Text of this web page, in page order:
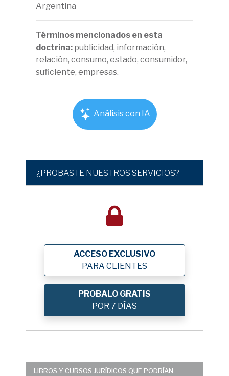
Argentina
Términos mencionados en esta
doctrina: publicidad, información,
relación, consumo, estado, consumidor,
suficiente, empresas.
Análisis con IA
¿PROBASTE NUESTROS SERVICIOS?
ACCESO EXCLUSIVO
PARA CLIENTES
PROBALO GRATIS
POR 7 DÍAS
LIBROS Y CURSOS JURÍDICOS QUE PODRÍAN